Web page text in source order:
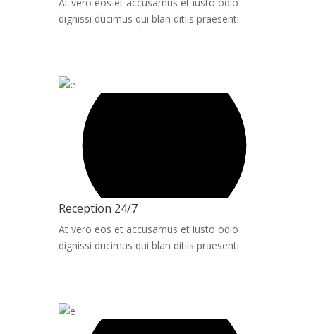
dignissi ducimus qui blan ditiis praesenti
Reception 24/7
At vero eos et accusamus et iusto odio
dignissi ducimus qui blan ditiis praesenti